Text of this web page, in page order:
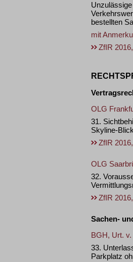
bestellten
mit
ZfIR
OLG
31.
Skyline-
ZfIR
OLG
32.
ZfIR
Sachen-
BGH, Urt. v.
33.
Parkplatz